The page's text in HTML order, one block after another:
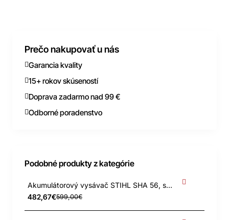
Prečo nakupovať u nás
Garancia kvality
15+ rokov skúseností
Doprava zadarmo nad 99 €
Odborné poradenstvo
Podobné produkty z kategórie
Akumulátorový vysávač STIHL SHA 56, set s 2x AK 20
482,67€599,00€